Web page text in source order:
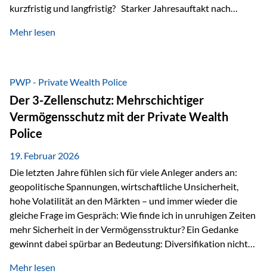
kurzfristig und langfristig? Starker Jahresauftakt nach
Dynamik in das Jahr 2026 gestartet. Zwischen dem
Währungen: +11,5 % Bereits 2025 war ein außergewöhnlich
starkes Jahr: +64,4 % in USD Durchschnitt über alle
Währungen: +56,6 % Langfristig zeigt sich ebenfalls ein
solides…
Mehr lesen
PWP - Private Wealth Police
Der 3-Zellenschutz: Mehrschichtiger
Vermögensschutz mit der Private Wealth
Police
19. Februar 2026
Die letzten Jahre fühlen sich für viele Anleger anders an:
geopolitische Spannungen, wirtschaftliche Unsicherheit,
hohe Volatilität an den Märkten – und immer wieder die
gleiche Frage im Gespräch: Wie finde ich in unruhigen Zeiten
mehr Sicherheit in der Vermögensstruktur? Ein Gedanke
gewinnt dabei spürbar an Bedeutung: Diversifikation nicht
Wer Vermögen ausschließlich in einem Rechtsraum
Mehr lesen